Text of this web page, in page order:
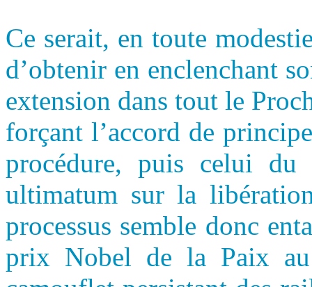
Ce serait, en toute
d’obtenir en enclenchant
extension dans tout le
forçant l’accord de
procédure, puis celui
ultimatum sur la
processus semble donc
prix Nobel de la Paix au